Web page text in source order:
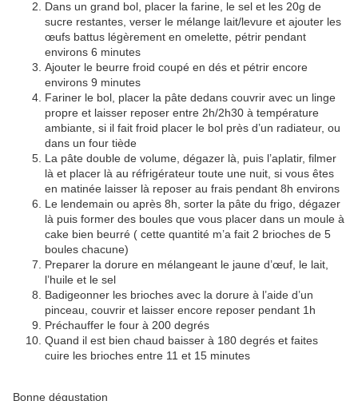
Dans un grand bol, placer la farine, le sel et les 20g de
sucre restantes, verser le mélange lait/levure et ajouter les
œufs battus légèrement en omelette, pétrir pendant
environs 6 minutes
Ajouter le beurre froid coupé en dés et pétrir encore
environs 9 minutes
Fariner le bol, placer la pâte dedans couvrir avec un linge
propre et laisser reposer entre 2h/2h30 à température
ambiante, si il fait froid placer le bol près d’un radiateur, ou
dans un four tiède
La pâte double de volume, dégazer là, puis l’aplatir, filmer
là et placer là au réfrigérateur toute une nuit, si vous êtes
en matinée laisser là reposer au frais pendant 8h environs
Le lendemain ou après 8h, sorter la pâte du frigo, dégazer
là puis former des boules que vous placer dans un moule à
cake bien beurré ( cette quantité m’a fait 2 brioches de 5
boules chacune)
Preparer la dorure en mélangeant le jaune d’œuf, le lait,
l’huile et le sel
Badigeonner les brioches avec la dorure à l’aide d’un
pinceau, couvrir et laisser encore reposer pendant 1h
Préchauffer le four à 200 degrés
Quand il est bien chaud baisser à 180 degrés et faites
cuire les brioches entre 11 et 15 minutes
Bonne dégustation